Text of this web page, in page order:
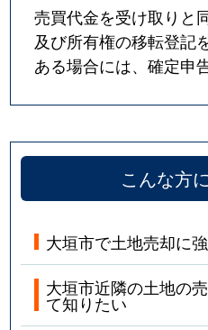
売買代金を受け取りと
及び所有権の移転登記
ある場合には、確定申
こんな方
大垣市で土地売却に
大垣市近隣の土地の
て知りたい